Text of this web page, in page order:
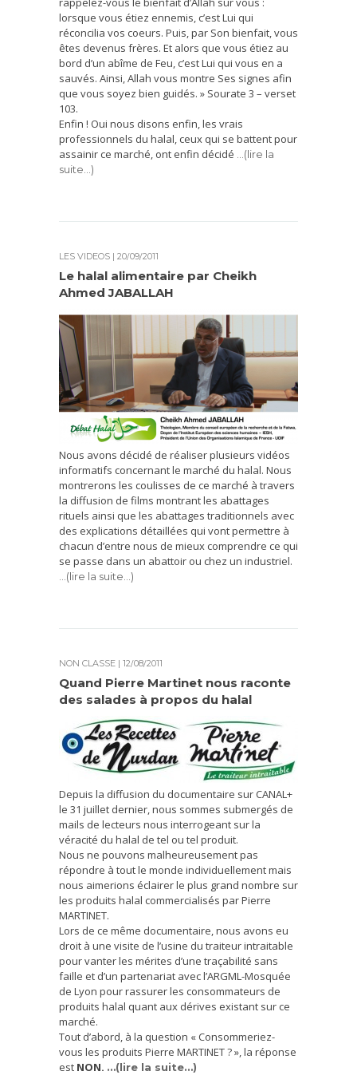
lorsque vous étiez ennemis, c’est Lui qui
réconcilia vos coeurs. Puis, par Son bienfait, vous
êtes devenus frères. Et alors que vous étiez au
bord d’un abîme de Feu, c’est Lui qui vous en a
sauvés. Ainsi, Allah vous montre Ses signes afin
que vous soyez bien guidés. » Sourate 3 – verset
103.
Enfin ! Oui nous disons enfin, les vrais
professionnels du halal, ceux qui se battent pour
assainir ce marché, ont enfin décidé
…(lire la
suite…)
LES VIDÉOS | 20/09/2011
Le halal alimentaire par Cheikh
Ahmed JABALLAH
Nous avons décidé de réaliser plusieurs vidéos
informatifs concernant le marché du halal. Nous
montrerons les coulisses de ce marché à travers
la diffusion de films montrant les abattages
rituels ainsi que les abattages traditionnels avec
des explications détaillées qui vont permettre à
chacun d’entre nous de mieux comprendre ce qui
se passe dans un abattoir ou chez un industriel.
…(lire la suite…)
NON CLASSÉ | 12/08/2011
Quand Pierre Martinet nous raconte
des salades à propos du halal
Depuis la diffusion du documentaire sur CANAL+
le 31 juillet dernier, nous sommes submergés de
mails de lecteurs nous interrogeant sur la
véracité du halal de tel ou tel produit.
Nous ne pouvons malheureusement pas
répondre à tout le monde individuellement mais
nous aimerions éclairer le plus grand nombre sur
les produits halal commercialisés par Pierre
MARTINET.
Lors de ce même documentaire, nous avons eu
droit à une visite de l’usine du traiteur intraitable
pour vanter les mérites d’une traçabilité sans
faille et d’un partenariat avec l’ARGML-Mosquée
de Lyon pour rassurer les consommateurs de
produits halal quant aux dérives existant sur ce
marché.
Tout d’abord, à la question « Consommeriez-
vous les produits Pierre MARTINET ? », la réponse
est NON. …(lire la suite…)